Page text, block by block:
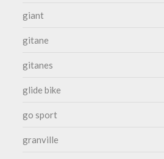
giant
gitane
gitanes
glide bike
go sport
granville